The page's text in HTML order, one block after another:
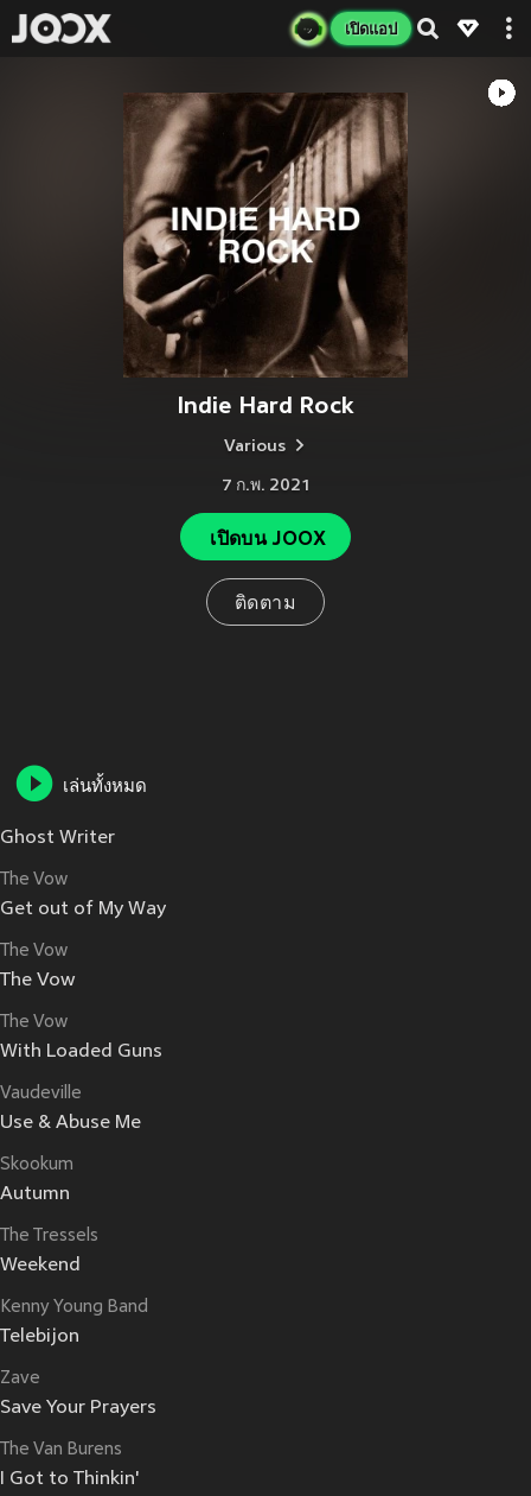
เปิดแอป
Indie Hard Rock
Various
7 ก.พ. 2021
เปิดบน JOOX
ติดตาม
เล่นทั้งหมด
Ghost Writer
The Vow
Get out of My Way
The Vow
The Vow
The Vow
With Loaded Guns
Vaudeville
Use & Abuse Me
Skookum
Autumn
The Tressels
Weekend
Kenny Young Band
Telebijon
Zave
Save Your Prayers
The Van Burens
I Got to Thinkin'